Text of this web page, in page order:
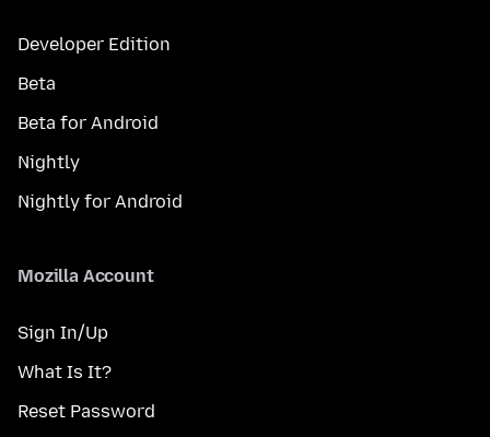
Developer Edition
Beta
Beta for Android
Nightly
Nightly for Android
Mozilla Account
Sign In/Up
What Is It?
Reset Password